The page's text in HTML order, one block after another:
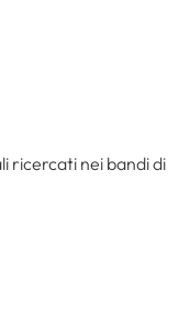
ricercati nei bandi di